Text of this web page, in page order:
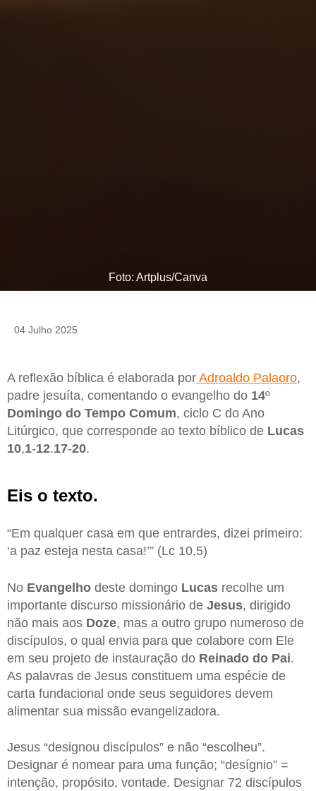
Foto: Artplus/Canva
04 Julho 2025
A reflexão bíblica é elaborada por Adroaldo Palaoro,
padre jesuíta, comentando o evangelho do 14º
Domingo do Tempo Comum, ciclo C do Ano
Litúrgico, que corresponde ao texto bíblico de Lucas
10,1-12.17-20.
Eis o texto.
“Em qualquer casa em que entrardes, dizei primeiro:
‘a paz esteja nesta casa!’” (Lc 10,5)
No Evangelho deste domingo Lucas recolhe um
importante discurso missionário de Jesus, dirigido
não mais aos Doze, mas a outro grupo numeroso de
discípulos, o qual envia para que colabore com Ele
em seu projeto de instauração do Reinado do Pai.
As palavras de Jesus constituem uma espécie de
carta fundacional onde seus seguidores devem
alimentar sua missão evangelizadora.
Jesus “designou discípulos” e não “escolheu”.
Designar é nomear para uma função; “desígnio” =
intenção, propósito, vontade. Designar 72 discípulos